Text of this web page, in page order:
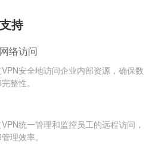
持
络访问
安全地访问企业内部资源，确保数
整性。
统一管理和监控员工的远程访问，
理效率。